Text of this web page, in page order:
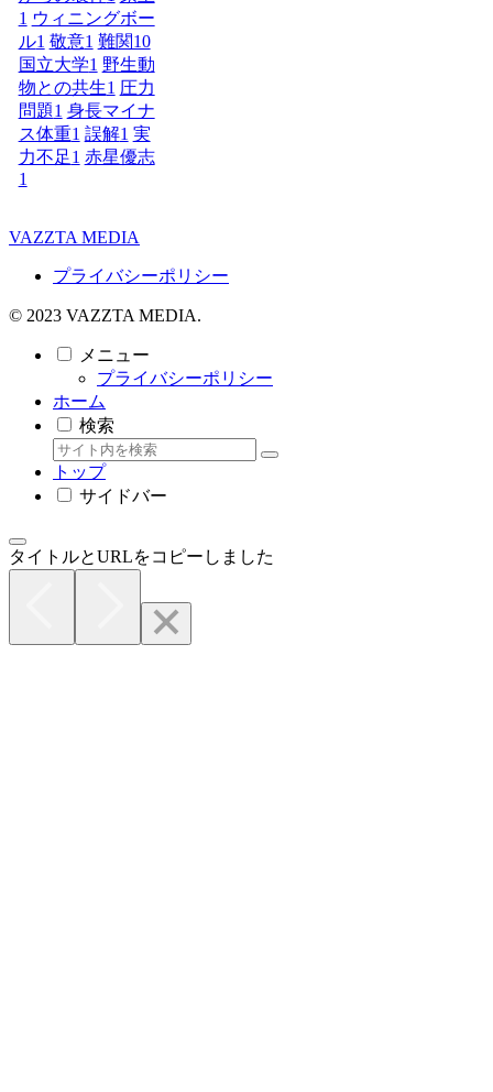
1 ウィニングボー
ル1 敬意1 難関10
国立大学1 野生動
物との共生1 圧力
問題1 身長マイナ
ス体重1 誤解1 実
力不足1 赤星優志
1
VAZZTA MEDIA
プライバシーポリシー
© 2023 VAZZTA MEDIA.
メニュー
プライバシーポリシー
ホーム
検索
トップ
サイドバー
タイトルとURLをコピーしました